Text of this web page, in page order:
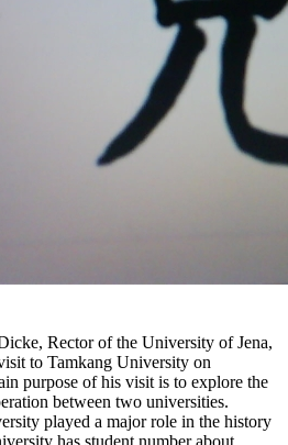
Rector of the University of Jena,
to Tamkang University on
purpose of his visit is to explore the
between two universities.
played a major role in the history